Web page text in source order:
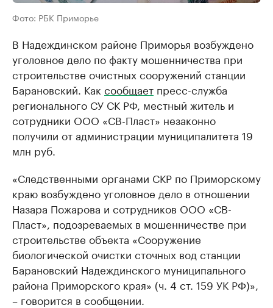
Фото: РБК Приморье
В Надеждинском районе Приморья возбуждено
уголовное дело по факту мошенничества при
строительстве очистных сооружений станции
Барановский. Как сообщает пресс-служба
регионального СУ СК РФ, местный житель и
сотрудники ООО «СВ-Пласт» незаконно
получили от администрации муниципалитета 19
млн руб.
«Следственными органами СКР по Приморскому
краю возбуждено уголовное дело в отношении
Назара Пожарова и сотрудников ООО «СВ-
Пласт», подозреваемых в мошенничестве при
строительстве объекта «Сооружение
биологической очистки сточных вод станции
Барановский Надеждинского муниципального
района Приморского края» (ч. 4 ст. 159 УК РФ)»,
– говорится в сообщении.